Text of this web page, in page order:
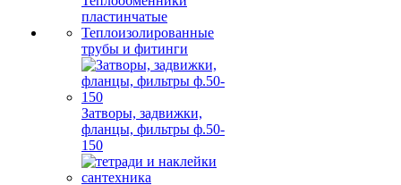
пластинчатые
Теплоизолированные
трубы и фитинги
Затворы, задвижки,
фланцы, фильтры ф.50-
150